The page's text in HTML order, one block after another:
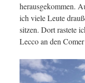
herausgekommen.
ich viele Leute
sitzen. Dort rastete
Lecco an den Comer